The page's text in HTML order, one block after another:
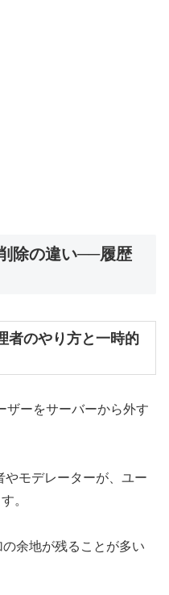
除の違い──履歴
者のやり方と一時的
ザーをサーバーから外す
やモデレーターが、ユー
。
余地が残ることが多い